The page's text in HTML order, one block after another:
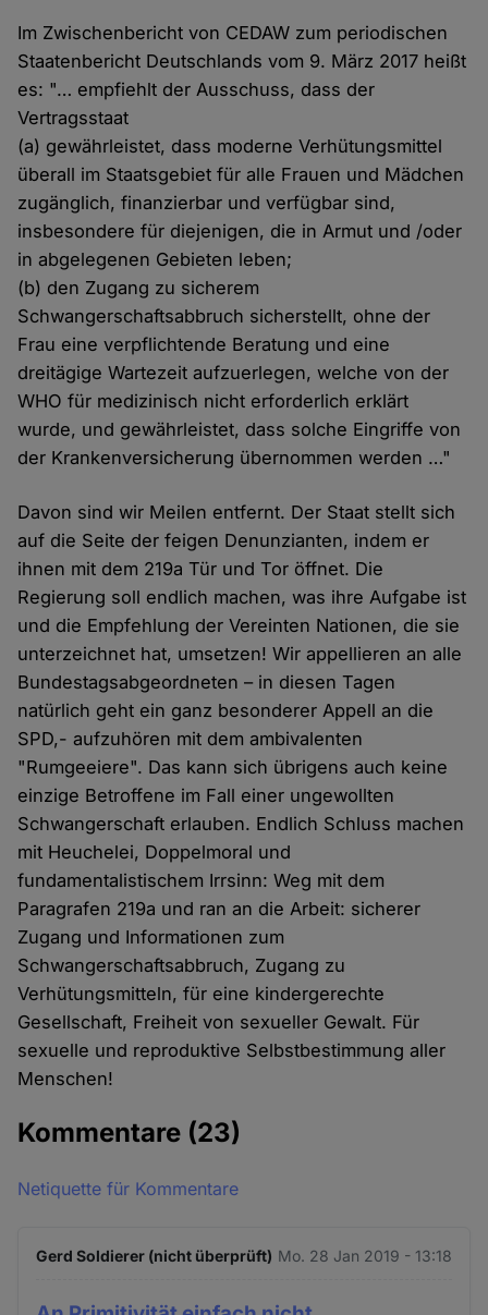
Im Zwischenbericht von CEDAW zum periodischen
Staatenbericht Deutschlands vom 9. März 2017 heißt
es: "… empfiehlt der Ausschuss, dass der
Vertragsstaat
(a) gewährleistet, dass moderne Verhütungsmittel
überall im Staatsgebiet für alle Frauen und Mädchen
zugänglich, finanzierbar und verfügbar sind,
insbesondere für diejenigen, die in Armut und /oder
in abgelegenen Gebieten leben;
(b) den Zugang zu sicherem
Schwangerschaftsabbruch sicherstellt, ohne der
Frau eine verpflichtende Beratung und eine
dreitägige Wartezeit aufzuerlegen, welche von der
WHO für medizinisch nicht erforderlich erklärt
wurde, und gewährleistet, dass solche Eingriffe von
der Krankenversicherung übernommen werden …"
Davon sind wir Meilen entfernt. Der Staat stellt sich
auf die Seite der feigen Denunzianten, indem er
ihnen mit dem 219a Tür und Tor öffnet. Die
Regierung soll endlich machen, was ihre Aufgabe ist
und die Empfehlung der Vereinten Nationen, die sie
unterzeichnet hat, umsetzen! Wir appellieren an alle
Bundestagsabgeordneten – in diesen Tagen
natürlich geht ein ganz besonderer Appell an die
SPD,- aufzuhören mit dem ambivalenten
"Rumgeeiere". Das kann sich übrigens auch keine
einzige Betroffene im Fall einer ungewollten
Schwangerschaft erlauben. Endlich Schluss machen
mit Heuchelei, Doppelmoral und
fundamentalistischem Irrsinn: Weg mit dem
Paragrafen 219a und ran an die Arbeit: sicherer
Zugang und Informationen zum
Schwangerschaftsabbruch, Zugang zu
Verhütungsmitteln, für eine kindergerechte
Gesellschaft, Freiheit von sexueller Gewalt. Für
sexuelle und reproduktive Selbstbestimmung aller
Menschen!
Kommentare (23)
Netiquette für Kommentare
Gerd Soldierer (nicht überprüft) Mo. 28 Jan 2019 - 13:18